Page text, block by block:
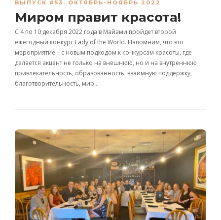
ВЫПУСК #53. ОКТЯБРЬ-НОЯБРЬ 2022
Миром правит красота!
С 4 по 10 декабря 2022 года в Майами пройдет второй
ежегодный конкурс Lady of the World. Напомним, что это
мероприятие – с новым подходом к конкурсам красоты, где
делается акцент не только на внешнюю, но и на внутреннюю
привлекательность, образованность, взаимную поддержку,
благотворительность, мир…